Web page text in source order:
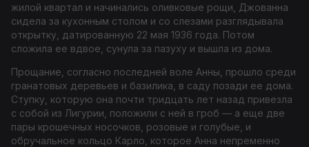
жилой квартал и начинались оливковые рощи, Джованна
сидела за кухонным столом и со слезами разглядывала
открытку, датированную 22 мая 1936 года. Потом
сложила ее вдвое, сунула за пазуху и вышла из дома.
Прощание, согласно последней воле Анны, прошло среди
гранатовых деревьев и базилика, в саду позади ее дома.
Ступку, которую она почти тридцать лет назад привезла
с собой из Лигурии, положили с ней в гроб — а еще две
пары крошечных носочков, розовые и голубые, и
обручальное кольцо Карло, которое Анна непременно